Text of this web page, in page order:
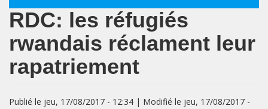
RDC: les réfugiés
rwandais réclament leur
rapatriement
Publié le jeu, 17/08/2017 - 12:34 | Modifié le jeu, 17/08/2017 -